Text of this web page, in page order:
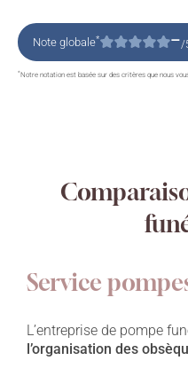
Note globale* –/
*Notre notation est basée sur des critères que nous
Service
L’entreprise de pompe
l’organisation des